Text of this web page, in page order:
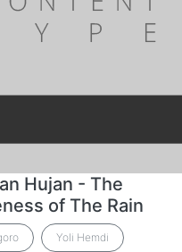
Hujan - The
of The Rain
Yoli Hemdi